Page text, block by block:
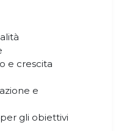
e crescita
e
per gli obiettivi